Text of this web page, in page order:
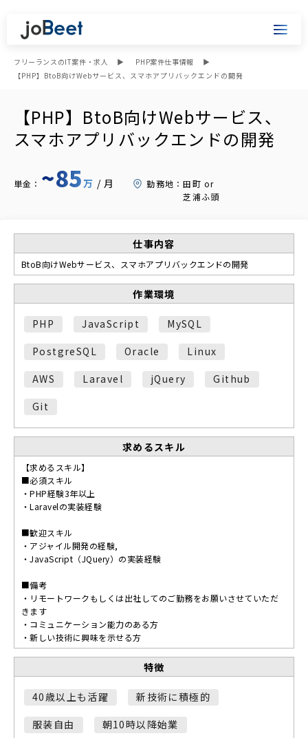
フリーランスのIT案件・求人
PHP案件仕事情報
【PHP】BtoB向けWebサービス、スマホアプリバックエンドの開発
【PHP】BtoB向けWebサービス、
スマホアプリバックエンドの開発
単金： ~85万 /月 勤務地：田町 or
芝浦ふ頭
仕事内容
BtoB向けWebサービス、スマホアプリバックエンドの開発
作業環境
PHP JavaScript
MySQL
PostgreSQL
Oracle
Linux
AWS
Laravel jQuery
Github
Git
求めるスキル
【求めるスキル】
■必須スキル
・PHP経験3年以上
・Laravelの実装経験
■歓迎スキル
・アジャイル開発の経験,
・JavaScript（JQuery）の実装経験
■備考
・リモートワークもしくは出社してのご勤務をお願いさせていただ
きます
・コミュニケーション能力のある方
・新しい技術に興味を示せる方
特徴
40歳以上も活躍
新技術に積極的
服装自由
朝10時以降始業